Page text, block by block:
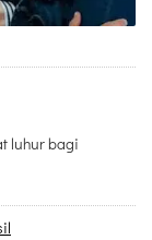
luhur bagi